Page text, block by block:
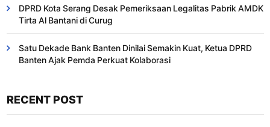
DPRD Kota Serang Desak Pemeriksaan Legalitas Pabrik AMDK
Tirta Al Bantani di Curug
Satu Dekade Bank Banten Dinilai Semakin Kuat, Ketua DPRD
Banten Ajak Pemda Perkuat Kolaborasi
RECENT POST